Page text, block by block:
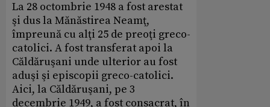
La 28 octombrie 1948 a fost arestat
şi dus la Mănăstirea Neamţ,
împreună cu alţi 25 de preoţi greco-
catolici. A fost transferat apoi la
Căldăruşani unde ulterior au fost
aduşi şi episcopii greco-catolici.
Aici, la Căldăruşani, pe 3
decembrie 1949, a fost consacrat, în